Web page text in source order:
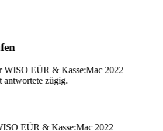
EÜR & Kasse:Mac 2022
zügig.
EÜR & Kasse:Mac 2022